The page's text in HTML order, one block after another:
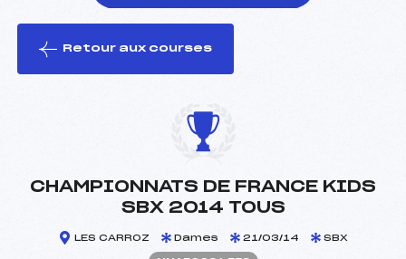
le ski
Retour aux courses
CHAMPIONNATS DE FRANCE KIDS
SBX 2014 TOUS
LES CARROZ Dames 21/03/14 SBX